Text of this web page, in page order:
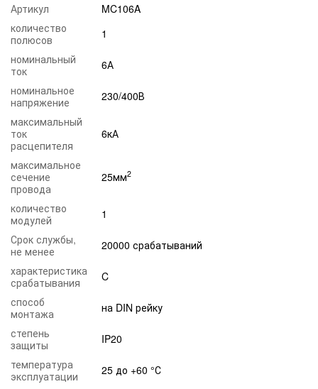
Артикул
MC106A
количество
полюсов
1
номинальный
ток
6А
номинальное
напряжение
230/400В
максимальный
ток
расцепителя
6кА
максимальное
сечение
провода
25мм2
количество
модулей
1
Срок службы,
не менее
20000 срабатываний
характеристика
срабатывания
C
способ
монтажа
на DIN рейку
степень
защиты
IP20
температура
эксплуатации
25 до +60 °С